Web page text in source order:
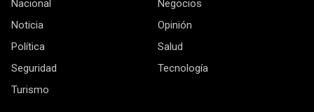
Nacional
Negocios
Noticia
Opinión
Política
Salud
Seguridad
Tecnología
Turismo